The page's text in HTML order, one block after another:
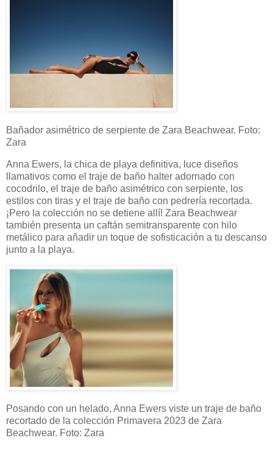
Bañador asimétrico de serpiente de Zara Beachwear. Foto:
Zara
Anna Ewers, la chica de playa definitiva, luce diseños
llamativos como el traje de baño halter adornado con
cocodrilo, el traje de baño asimétrico con serpiente, los
estilos con tiras y el traje de baño con pedrería recortada.
¡Pero la colección no se detiene allí! Zara Beachwear
también presenta un caftán semitransparente con hilo
metálico para añadir un toque de sofisticación a tu descanso
junto a la playa.
Posando con un helado, Anna Ewers viste un traje de baño
recortado de la colección Primavera 2023 de Zara
Beachwear. Foto: Zara